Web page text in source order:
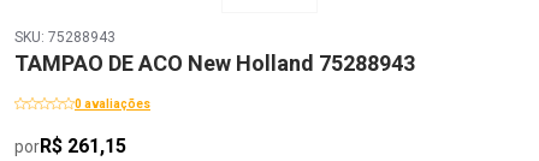
SKU: 75288943
TAMPAO DE ACO New Holland 75288943
0 avaliações
porR$ 261,15